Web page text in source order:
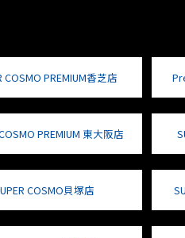
COSMO PREMIUM香芝店
PREMIUM 東大阪店
COSMO貝塚店